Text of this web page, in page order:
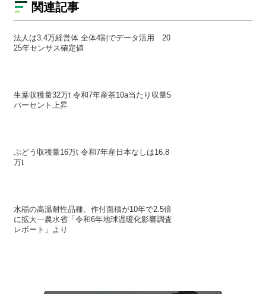
関連記事
法人は3.4万経営体 全体4割でデータ活用 20
25年センサス確定値
生葉収穫量32万t 令和7年産茶10a当たり収量5
パーセント上昇
ぶどう収穫量16万t 令和7年産日本なしは16.8
万t
水稲の高温耐性品種、作付面積が10年で2.5倍
に拡大―農水省「令和6年地球温暖化影響調査
レポート」より